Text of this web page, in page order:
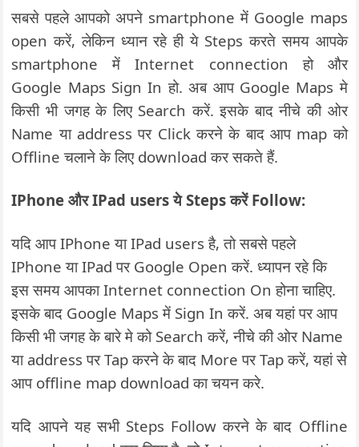
सबसे पहले आपको अपने smartphone में Google maps
open करें, लेकिन ध्यान रहे ही ये Steps करते समय आपके
smartphone में Internet connection हो और
Google Maps Sign In हो. अब आप Google Maps मे
किसी भी जगह के लिए Search करें. इसके बाद नीचे की ओर
Name या address पर Click करने के बाद आप map को
Offline चलाने के लिए download कर सकते हैं.
IPhone और IPad users ये Steps करें Follow:
यदि आप IPhone या IPad users है, तो सबसे पहले
IPhone या IPad पर Google Open करें. ध्यापन रहे कि
इस समय आपका Internet connection On होना चाहिए.
इसके बाद Google Maps में Sign In करें. अब यहां पर आप
किसी भी जगह के बारे मे को Search करें, नीचे की ओर Name
या address पर Tap करने के बाद More पर Tap करें, यहां से
आप offline map download का चयन करे.
यदि आपने यह सभी Steps Follow करने के बाद Offline